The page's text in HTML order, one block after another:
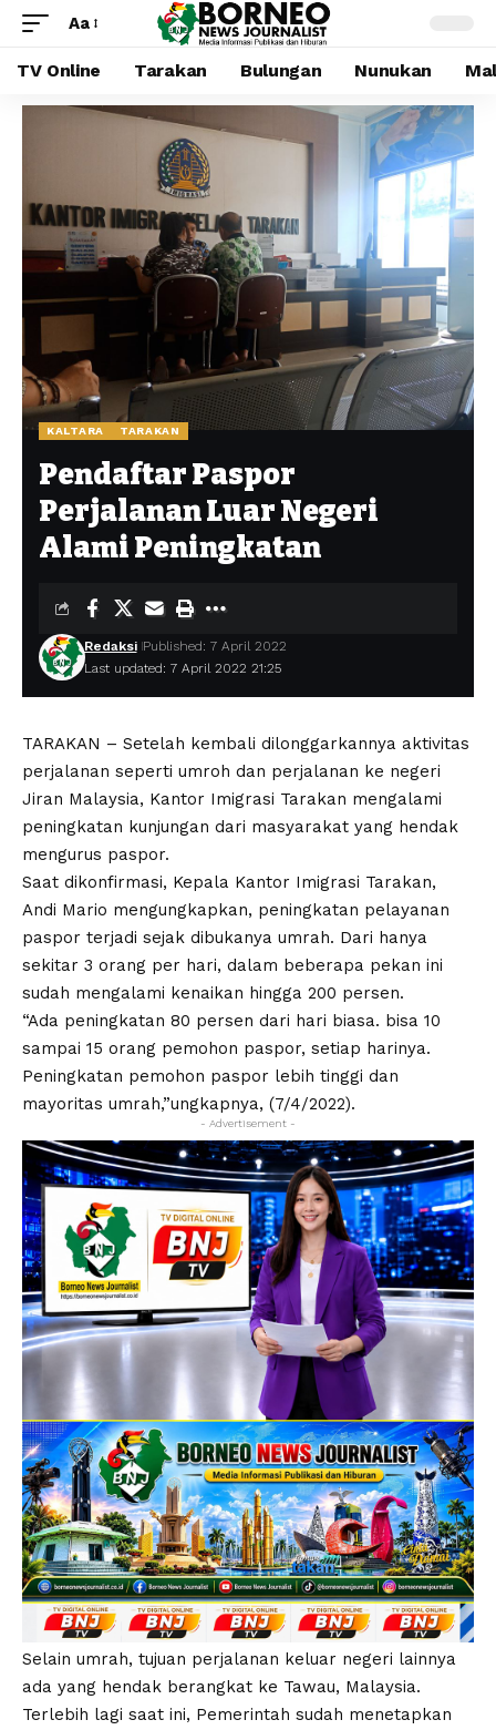
Aa
TV Online Tarakan Bulungan Nunukan
KALTARA TARAKAN
Pendaftar Paspor
Perjalanan Luar Negeri
Alami Peningkatan
Last updated: 7 April 2022 21:25
Redaksi Published: 7 April 2022
TARAKAN – Setelah kembali dilonggarkannya aktivitas
perjalanan seperti umroh dan perjalanan ke negeri
Jiran Malaysia, Kantor Imigrasi Tarakan mengalami
peningkatan kunjungan dari masyarakat yang hendak
mengurus paspor.
Saat dikonfirmasi, Kepala Kantor Imigrasi Tarakan,
Andi Mario mengungkapkan, peningkatan pelayanan
paspor terjadi sejak dibukanya umrah. Dari hanya
sekitar 3 orang per hari, dalam beberapa pekan ini
sudah mengalami kenaikan hingga 200 persen.
“Ada peningkatan 80 persen dari hari biasa. bisa 10
sampai 15 orang pemohon paspor, setiap harinya.
Peningkatan pemohon paspor lebih tinggi dan
mayoritas umrah,”ungkapnya, (7/4/2022).
- Advertisement -
Selain umrah, tujuan perjalanan keluar negeri lainnya
ada yang hendak berangkat ke Tawau, Malaysia.
Terlebih lagi saat ini, Pemerintah sudah menetapkan